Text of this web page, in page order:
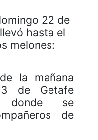
22 de
hasta el
melones:
la mañana
de Getafe
donde se
de